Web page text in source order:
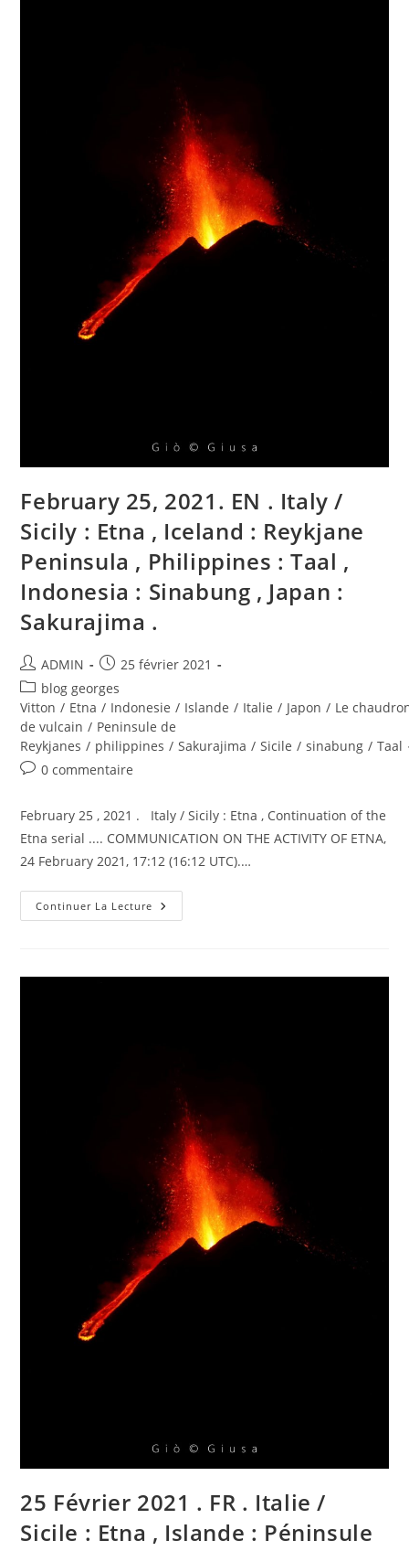
Soufrière
Saint
Vincent
Philippines
:
Taal
,
Indonésie
:
Merapi
,
Guatemala
:
Pacaya
February 25, 2021. EN . Italy /
Sicily : Etna , Iceland : Reykjane
Peninsula , Philippines : Taal ,
Indonesia : Sinabung , Japan :
Sakurajima .
Auteur/autrice
de
la
publication :
ADMIN
Publication
publiée :
25 février 2021
Post
category:
blog georges
Vitton / Etna / Indonesie / Islande / Italie / Japon / Le
de vulcain / Peninsule de
Reykjanes / philippines / Sakurajima / Sicile / sinabung / Taal
Commentaires
la
publication :
0 commentaire
February 25 , 2021 . Italy / Sicily : Etna , Continuation of the
Etna serial .... COMMUNICATION ON THE ACTIVITY OF ETNA,
24 February 2021, 17:12 (16:12 UTC).…
Continuer La Lecture February
25,
Peninsula
Philippines
Taal
Indonesia
Sinabung
Japan
:
Sakurajima
.
25 Février 2021 . FR . Italie /
Sicile : Etna , Islande : Péninsule